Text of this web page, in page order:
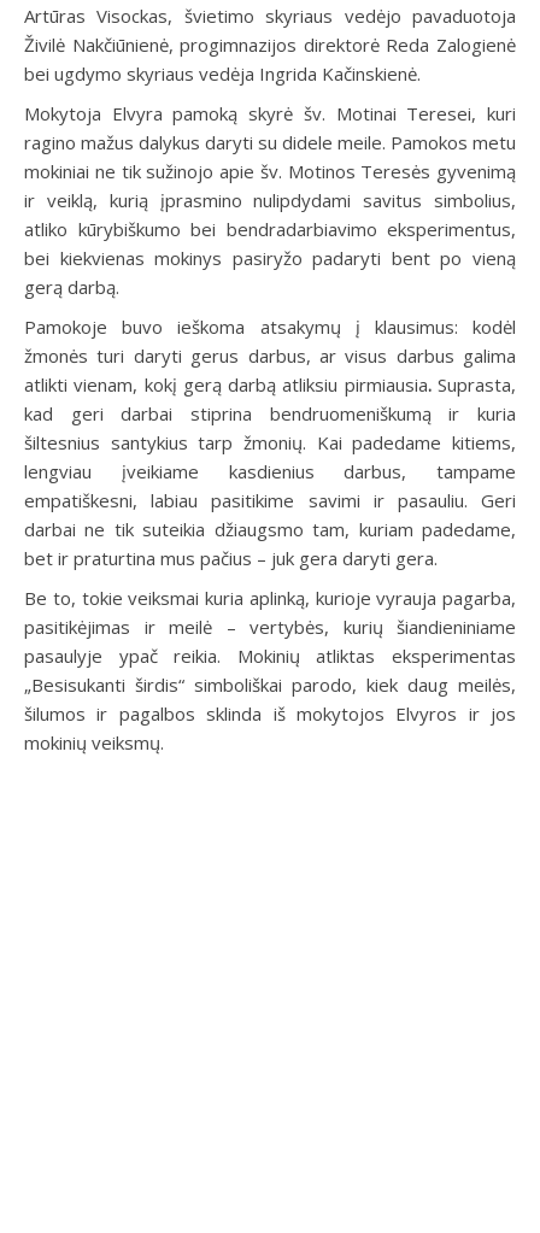
Artūras Visockas, švietimo skyriaus vedėjo pavaduotoja
Živilė Nakčiūnienė, progimnazijos direktorė Reda Zalogienė
bei ugdymo skyriaus vedėja Ingrida Kačinskienė.
Mokytoja Elvyra pamoką skyrė šv. Motinai Teresei, kuri
ragino mažus dalykus daryti su didele meile. Pamokos metu
mokiniai ne tik sužinojo apie šv. Motinos Teresės gyvenimą
ir veiklą, kurią įprasmino nulipdydami savitus simbolius,
atliko kūrybiškumo bei bendradarbiavimo eksperimentus,
bei kiekvienas mokinys pasiryžo padaryti bent po vieną
gerą darbą.
Pamokoje buvo ieškoma atsakymų į klausimus: kodėl
žmonės turi daryti gerus darbus, ar visus darbus galima
atlikti vienam, kokį gerą darbą atliksiu pirmiausia.Suprasta,
kad geri darbai stiprina bendruomeniškumą ir kuria
šiltesnius santykius tarp žmonių. Kai padedame kitiems,
lengviau įveikiame kasdienius darbus, tampame
empatiškesni, labiau pasitikime savimi ir pasauliu. Geri
darbai ne tik suteikia džiaugsmo tam, kuriam padedame,
bet ir praturtina mus pačius – juk gera daryti gera.
Be to, tokie veiksmai kuria aplinką, kurioje vyrauja pagarba,
pasitikėjimas ir meilė – vertybės, kurių šiandieniniame
pasaulyje ypač reikia. Mokinių atliktas eksperimentas
„Besisukanti širdis“ simboliškai parodo, kiek daug meilės,
šilumos ir pagalbos sklinda iš mokytojos Elvyros ir jos
mokinių veiksmų.